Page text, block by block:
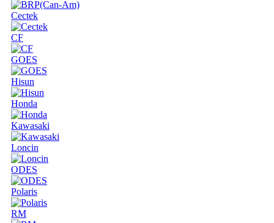
Cectek
CF
GOES
Hisun
Honda
Kawasaki
Loncin
ODES
Polaris
RM